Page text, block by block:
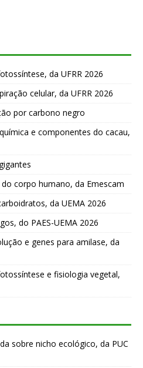
da UFRR 2026
celular, da UFRR 2026
por carbono negro
e componentes do cacau,
corpo humano, da Emescam
da UEMA 2026
do PAES-UEMA 2026
e genes para amilase, da
e fisiologia vegetal,
sobre nicho ecológico, da PUC